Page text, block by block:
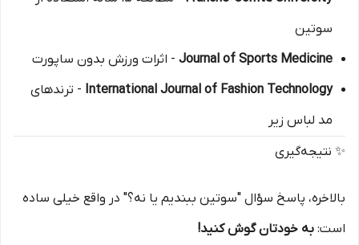
سوتین
Journal of Sports Medicine - اثرات ورزش بدون ساپورت
International Journal of Fashion Technology - ترندهای
مد لباس زیر
✨ نتیجه‌گیری
بالاخره، پاسخ سؤال "سوتین ببندیم یا نه؟" در واقع خیلی ساده
است: به خودتان گوش کنید!